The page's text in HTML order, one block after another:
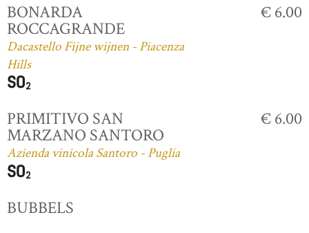
BONARDA
ROCCAGRANDE
Dacastello Fijne wijnen - Piacenza
Hills
€ 6.00
PRIMITIVO SAN
MARZANO SANTORO
Azienda vinicola Santoro - Puglia
€ 6.00
BUBBELS